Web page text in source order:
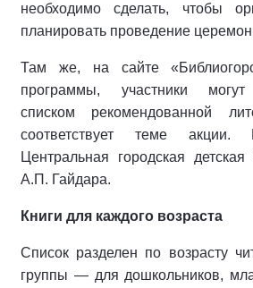
необходимо сделать, чтобы
планировать проведение
Там же, на сайте
программы, участники могут
списком рекомендованной
соответствует теме акции.
Центральная городская
А.П. Гайдара.
Книги для каждого возраста
Список разделен по возрасту
группы — для дошкольников,